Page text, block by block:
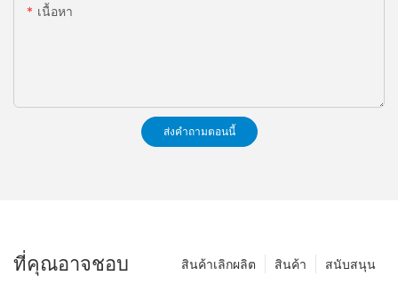
เนื้อหา
ส่งคำถามตอนนี้
ที่คุณอาจชอบ สนับสนุน
สินค้า
สินค้าเลิกผลิต